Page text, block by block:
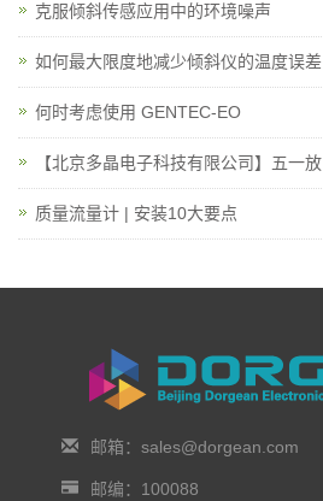
克服倾斜传感应用中的环境噪声
如何最大限度地减少倾斜仪的温度误差
何时考虑使用 GENTEC-EO
【北京多晶电子科技有限公司】五一放
质量流量计 | 安装10大要点
邮箱：sales@dorgean.com
邮编：100088